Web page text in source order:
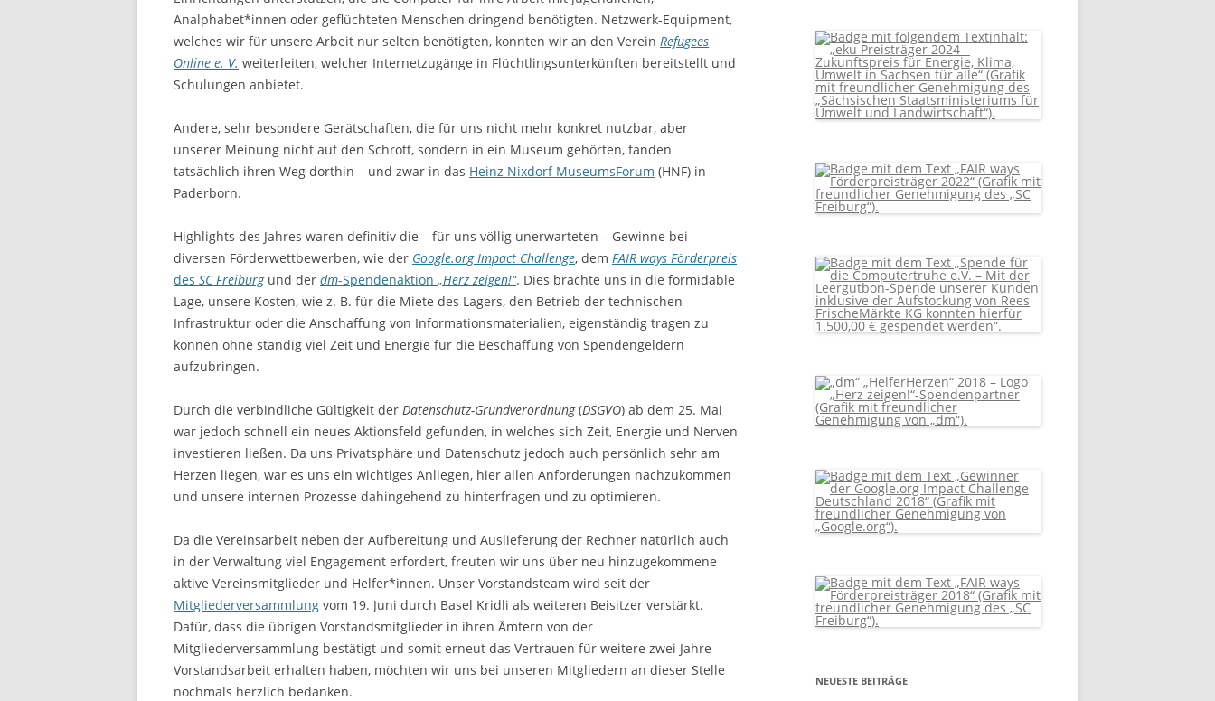
Analphabet*innen oder geflüchteten Menschen dringend benötigten. Netzwerk-Equipment,
welches wir für unsere Arbeit nur selten benötigten, konnten wir an den Verein Refugees
Online e. V. weiterleiten, welcher Internetzugänge in Flüchtlingsunterkünften bereitstellt und
Schulungen anbietet.
Andere, sehr besondere Gerätschaften, die für uns nicht mehr konkret nutzbar, aber
unserer Meinung nicht auf den Schrott, sondern in ein Museum gehörten, fanden
tatsächlich ihren Weg dorthin – und zwar in das Heinz Nixdorf MuseumsForum (HNF) in
Paderborn.
Highlights des Jahres waren definitiv die – für uns völlig unerwarteten – Gewinne bei
diversen Förderwettbewerben, wie der Google.org Impact Challenge, dem FAIR ways Förderpreis
des SC Freiburgund der dm-Spendenaktion „Herz zeigen!“. Dies brachte uns in die formidable
Lage, unsere Kosten, wie z. B. für die Miete des Lagers, den Betrieb der technischen
Infrastruktur oder die Anschaffung von Informationsmaterialien, eigenständig tragen zu
können ohne ständig viel Zeit und Energie für die Beschaffung von Spendengeldern
aufzubringen.
Durch die verbindliche Gültigkeit der Datenschutz-Grundverordnung(DSGVO) ab dem 25. Mai
war jedoch schnell ein neues Aktionsfeld gefunden, in welches sich Zeit, Energie und Nerven
investieren ließen. Da uns Privatsphäre und Datenschutz jedoch auch persönlich sehr am
Herzen liegen, war es uns ein wichtiges Anliegen, hier allen Anforderungen nachzukommen
und unsere internen Prozesse dahingehend zu hinterfragen und zu optimieren.
Da die Vereinsarbeit neben der Aufbereitung und Auslieferung der Rechner natürlich auch
in der Verwaltung viel Engagement erfordert, freuten wir uns über neu hinzugekommene
aktive Vereinsmitglieder und Helfer*innen. Unser Vorstandsteam wird seit der
Mitgliederversammlung vom 19. Juni durch Basel Kridli als weiteren Beisitzer verstärkt.
Dafür, dass die übrigen Vorstandsmitglieder in ihren Ämtern von der
Mitgliederversammlung bestätigt und somit erneut das Vertrauen für weitere zwei Jahre
Vorstandsarbeit erhalten haben, möchten wir uns bei unseren Mitgliedern an dieser Stelle
nochmals herzlich bedanken.
NEUESTE BEITRÄGE